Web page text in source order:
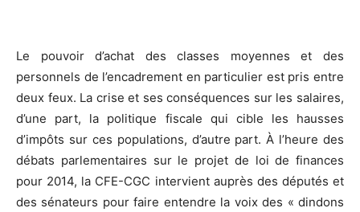
Le pouvoir d’achat des classes moyennes et des
personnels de l’encadrement en particulier est pris entre
deux feux. La crise et ses conséquences sur les salaires,
d’une part, la politique fiscale qui cible les hausses
d’impôts sur ces populations, d’autre part. À l’heure des
débats parlementaires sur le projet de loi de finances
pour 2014, la CFE-CGC intervient auprès des députés et
des sénateurs pour faire entendre la voix des « dindons